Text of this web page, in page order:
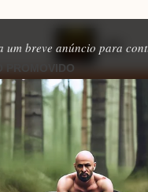
um breve anúncio para
que permitem enviar fotos e
⏱ 9 min de leitura
Redmi Note
por que